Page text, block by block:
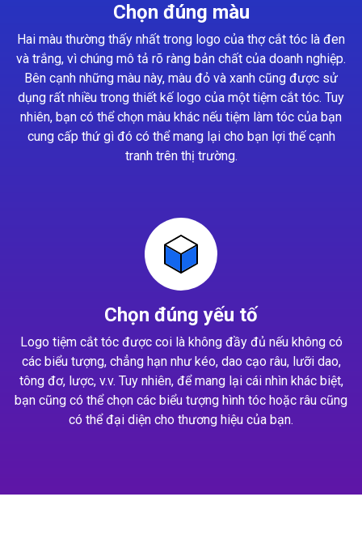
Chọn đúng màu
Hai màu thường thấy nhất trong logo của thợ cắt tóc là đen
và trắng, vì chúng mô tả rõ ràng bản chất của doanh nghiệp.
Bên cạnh những màu này, màu đỏ và xanh cũng được sử
dụng rất nhiều trong thiết kế logo của một tiệm cắt tóc. Tuy
nhiên, bạn có thể chọn màu khác nếu tiệm làm tóc của bạn
cung cấp thứ gì đó có thể mang lại cho bạn lợi thế cạnh
tranh trên thị trường.
Chọn đúng yếu tố
Logo tiệm cắt tóc được coi là không đầy đủ nếu không có
các biểu tượng, chẳng hạn như kéo, dao cạo râu, lưỡi dao,
tông đơ, lược, v.v. Tuy nhiên, để mang lại cái nhìn khác biệt,
bạn cũng có thể chọn các biểu tượng hình tóc hoặc râu cũng
có thể đại diện cho thương hiệu của bạn.